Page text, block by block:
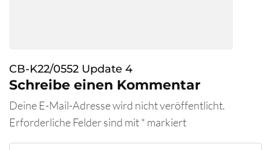
CB-K22/0552 Update 4
Schreibe einen Kommentar
Deine E-Mail-Adresse wird nicht veröffentlicht.
Erforderliche Felder sind mit* markiert